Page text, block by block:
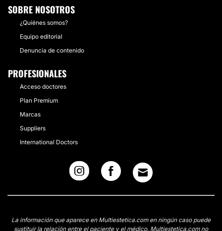
SOBRE NOSOTROS
¿Quiénes somos?
Equipo editorial
Denuncia de contenido
PROFESIONALES
Acceso doctores
Plan Premium
Marcas
Suppliers
International Doctors
La información que aparece en Multiestetica.com en ningún caso puede
sustituir la relación entre el paciente y el médico. Multiestetica.com no